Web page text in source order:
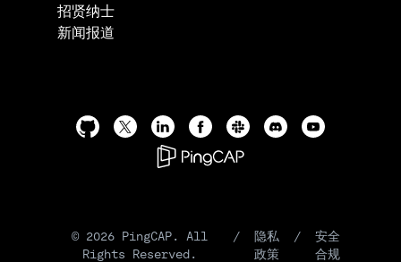
招贤纳士
新闻报道
© 2026 PingCAP. All
Rights Reserved.
/
隐私
政策
/
安全
合规